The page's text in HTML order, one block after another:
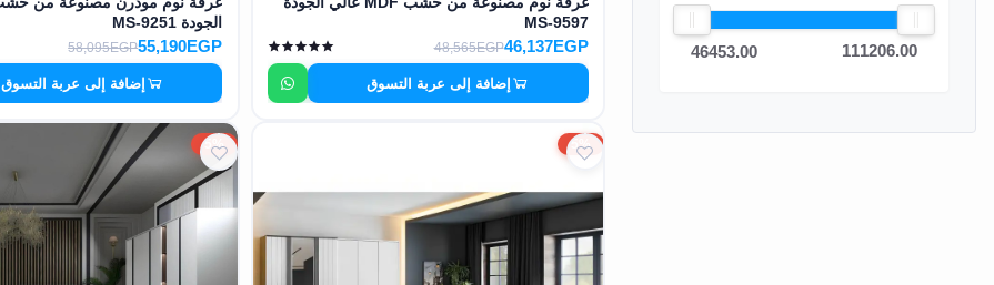
111206.00
46453.00
MS-9597
46,137EGP
48,565EGP
إضافة إلى عربة التسوق
الجودة MS-9251
55,190EGP
58,095EGP
إضافة إلى عربة التسوق
5%
5%